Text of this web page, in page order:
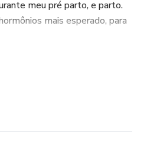
meu pré parto, e parto.
mais esperado, para